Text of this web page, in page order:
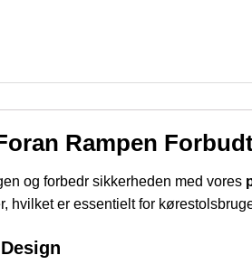
Rampen
og forbedr sikkerheden med vores
hvilket er essentielt for